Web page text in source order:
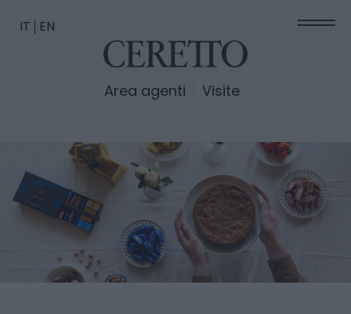
Area agenti Visite
IT EN